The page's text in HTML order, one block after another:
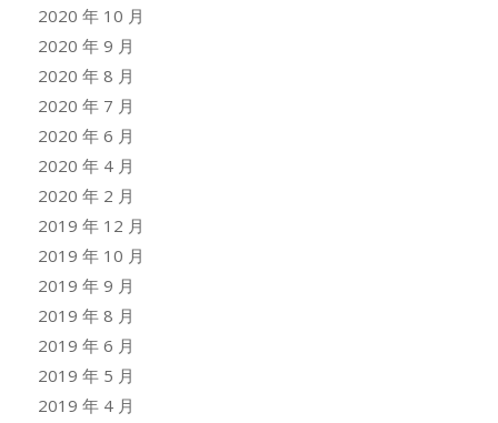
2020 年 10 月
2020 年 9 月
2020 年 8 月
2020 年 7 月
2020 年 6 月
2020 年 4 月
2020 年 2 月
2019 年 12 月
2019 年 10 月
2019 年 9 月
2019 年 8 月
2019 年 6 月
2019 年 5 月
2019 年 4 月